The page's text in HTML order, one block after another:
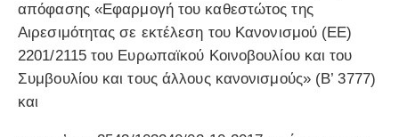
απόφασης «Εφαρμογή του καθεστώτος της
Αιρεσιμότητας σε εκτέλεση του Κανονισμού (ΕΕ)
2201/2115 του Ευρωπαϊκού Κοινοβουλίου και του
Συμβουλίου και τους άλλους κανονισμούς» (Β’ 3777)
και